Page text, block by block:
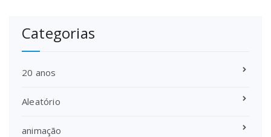
Categorias
20 anos
Aleatório
animação